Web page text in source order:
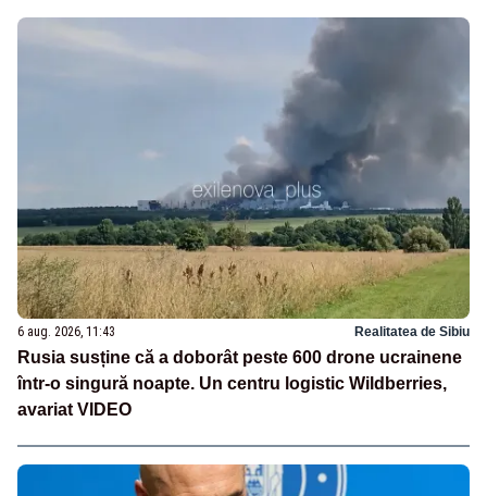
6 aug. 2026, 11:43 Realitatea de Sibiu
Rusia susține că a doborât peste 600 drone ucrainene
într-o singură noapte. Un centru logistic Wildberries,
avariat VIDEO